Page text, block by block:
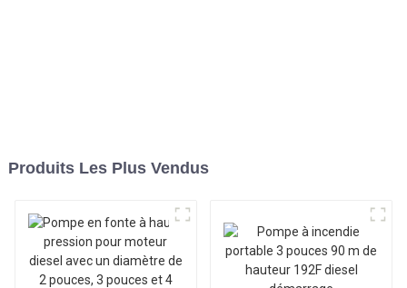
Produits Les Plus Vendus